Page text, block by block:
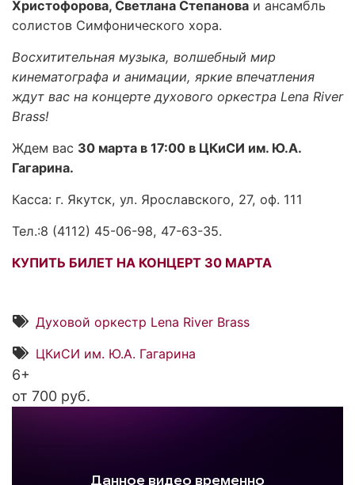
Христофорова, Светлана Степанова и ансамбль
солистов Симфонического хора.
Восхитительная музыка, волшебный мир
кинематографа и анимации, яркие впечатления
ждут вас на концерте духового оркестра Lena River
Brass!
Ждем вас 30 марта в 17:00 в ЦКиСИ им. Ю.А.
Гагарина.
Касса: г. Якутск, ул. Ярославского, 27, оф. 111
Тел.:8 (4112) 45-06-98, 47-63-35.
КУПИТЬ БИЛЕТ НА КОНЦЕРТ 30 МАРТА
Духовой оркестр Lena River Brass
ЦКиСИ им. Ю.А. Гагарина
6+
от 700 руб.